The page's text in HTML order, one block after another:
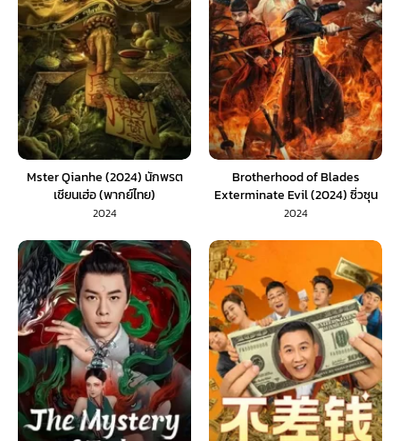
Mster Qianhe (2024) นักพรต
เชียนเฮ่อ (พากย์ไทย)
2024
Brotherhood of Blades
Exterminate Evil (2024) ซิ่วซุน
เตา ขจัดวิญญาณร้าย (ซับไทย)
2024